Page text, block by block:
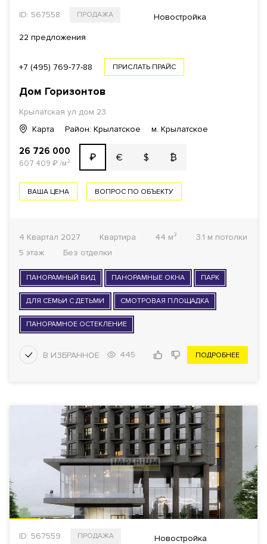
ID: 567558 ПРОДАЖА Новостройка
22 предложения
+7 (495) 769-77-88 ПРИСЛАТЬ ПРАЙС
Дом Горизонтов
Крылатская ул дом 23
Карта
Район: Крылатское м. Крылатское
26 726 000
607 409 ₽/м² ₽ € $ ₿
ВАША ЦЕНА ВОПРОС ПО ОБЪЕКТУ
4 Квартал 2027 Квартира 44 м²
3.1 м потолки
5 этаж
Без отделки
ПАНОРАМНЫЙ ВИД ПАНОРАМНЫЕ ОКНА ПАРК
ДЛЯ СЕМЬИ С ДЕТЬМИ СМОТРОВАЯ ПЛОЩАДКА
ПАНОРАМНОЕ ОСТЕКЛЕНИЕ
445 ПОДРОБНЕЕ
ID: 567559 ПРОДАЖА Новостройка